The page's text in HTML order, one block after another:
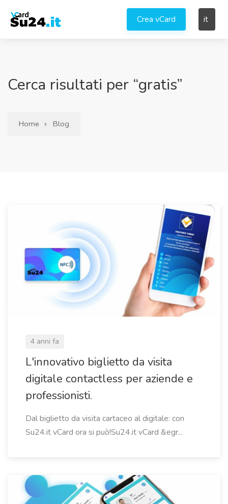
Crea vCard it
Cerca risultati per “gratis”
Home Blog
4 anni fa
L'innovativo biglietto da visita
digitale contactless per aziende e
professionisti.
Dal biglietto da visita cartaceo al digitale: con
Su24.it vCard ora si può!Su24.it vCard &egr...